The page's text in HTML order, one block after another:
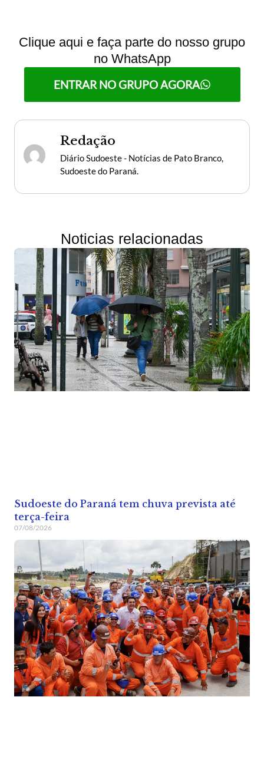
Clique aqui e faça parte do nosso grupo
no WhatsApp
ENTRAR NO GRUPO AGORA
Redação
Diário Sudoeste - Notícias de Pato Branco,
Sudoeste do Paraná.
Noticias relacionadas
Sudoeste do Paraná tem chuva prevista até
terça-feira
07/08/2026